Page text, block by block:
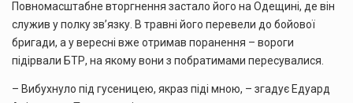
Повномасштабне вторгнення застало його на Одещині, де він
служив у полку зв’язку. В травні його перевели до бойової
бригади, а у вересні вже отримав поранення – вороги
підірвали БТР, на якому вони з побратимами пересувалися.
– Вибухнуло під гусеницею, якраз піді мною, – згадує Едуард